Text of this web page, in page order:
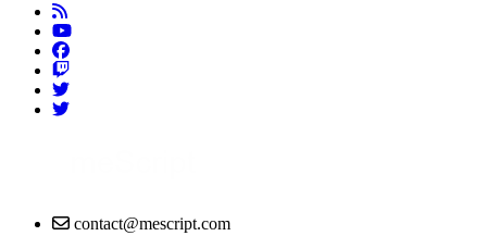
contact@mescript.com